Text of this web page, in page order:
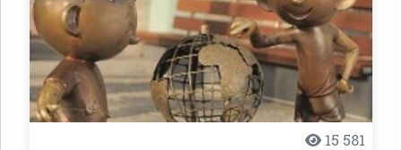
15 581